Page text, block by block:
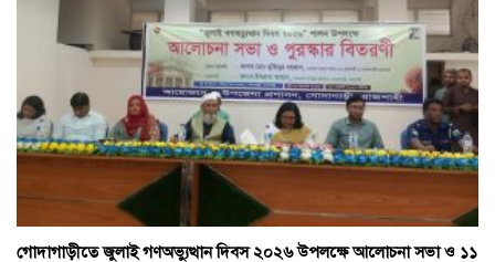
গোদাগাড়ীতে জুলাই গণঅভ্যুত্থান দিবস ২০২৬ উপলক্ষে আলোচনা সভা ও ১১